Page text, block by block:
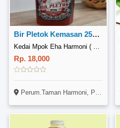
Bir Pletok Kemasan 250 ML ( Ice )
Kedai Mpok Eha Harmoni ( Jamu, Wedang & Bir Pletok ), Pondok Cabe
Rp. 18,000
Perum.Taman Harmoni, Pondok Cabe Udik, Pamulang, Tangerang Selatan